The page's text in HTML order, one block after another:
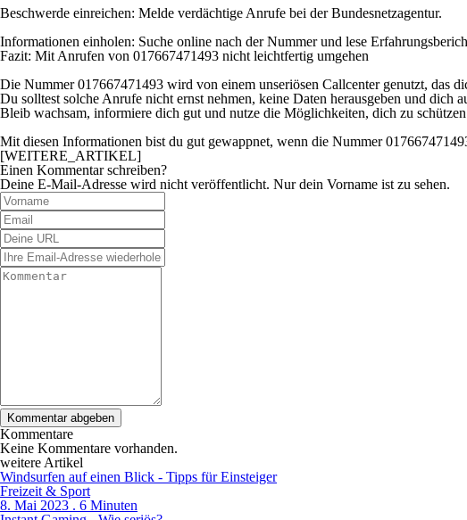
Beschwerde einreichen: Melde verdächtige Anrufe bei der Bundesnetzagentur.
Informationen einholen: Suche online nach der Nummer und lese
Fazit: Mit Anrufen von 017667471493 nicht leichtfertig umgehen
Die Nummer 017667471493 wird von einem unseriösen Callcenter genutzt, das
Du solltest solche Anrufe nicht ernst nehmen, keine Daten herausgeben und dich
Bleib wachsam, informiere dich gut und nutze die Möglichkeiten, dich zu
Mit diesen Informationen bist du gut gewappnet, wenn die Nummer
[WEITERE_ARTIKEL]
Einen Kommentar schreiben?
Deine E-Mail-Adresse wird nicht veröffentlicht. Nur dein Vorname ist zu sehen.
Kommentare
Keine Kommentare vorhanden.
weitere Artikel
Windsurfen auf einen Blick - Tipps für Einsteiger
Freizeit & Sport
8. Mai 2023 . 6 Minuten